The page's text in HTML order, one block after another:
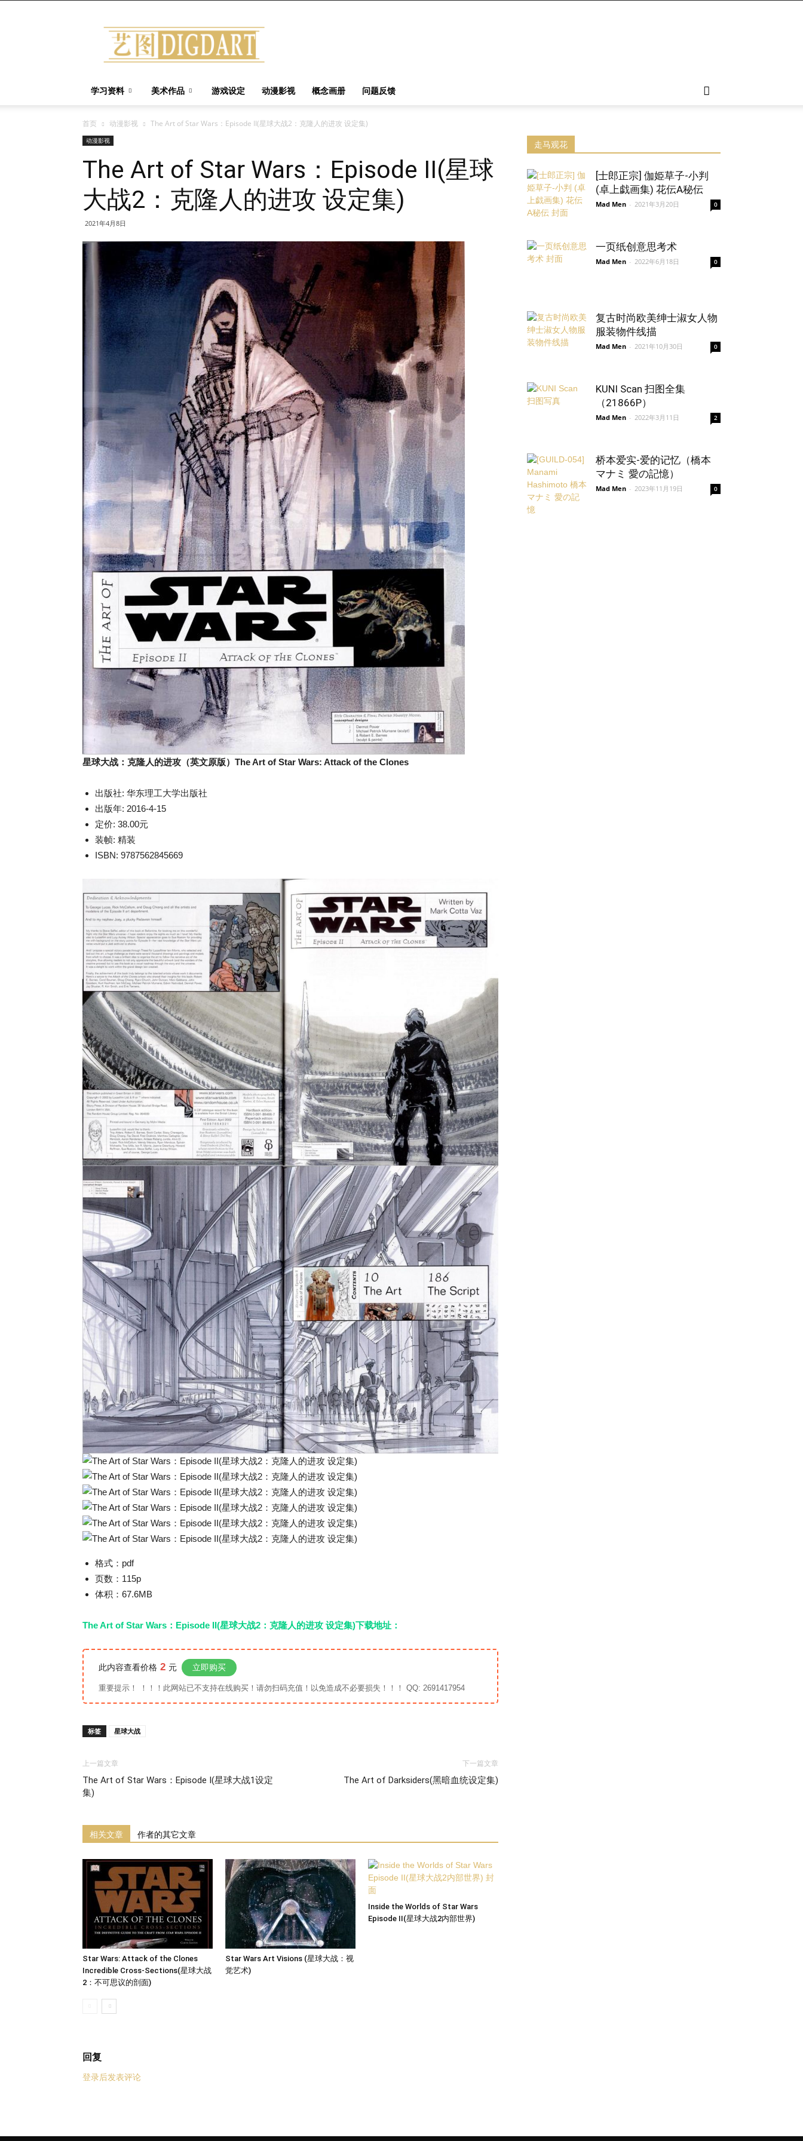
图
(Digdart)
学习资料 美术作品 游戏设定 动漫影视 概念画册 问题反馈
首页 动漫影视 The Art of Star Wars：Episode II(星球大战2：克隆人的进攻 设定集)
动漫影视
The Art of Star Wars：Episode II(星球
大战2：克隆人的进攻 设定集)
2021年4月8日
星球大战：克隆人的进攻（英文原版）The Art of Star Wars: Attack of the Clones
出版社: 华东理工大学出版社
出版年: 2016-4-15
定价: 38.00元
装帧: 精装
ISBN: 9787562845669
格式：pdf
页数：115p
体积：67.6MB
The Art of Star Wars：Episode II(星球大战2：克隆人的进攻 设定集)下载地址：
此内容查看价格 2 元 立即购买
重要提示！ ！！！此网站已不支持在线购买！请勿扫码充值！以免造成不必要损失！！！ QQ: 2691417954
标签 星球大战
上一篇文章
The Art of Star Wars：Episode I(星球大战1设定
集)
下一篇文章
The Art of Darksiders(黑暗血统设定集)
相关文章 作者的其它文章
Star Wars: Attack of the Clones
Incredible Cross-Sections(星球大战
2：不可思议的剖面)
Star Wars Art Visions (星球大战：视
觉艺术)
Inside the Worlds of Star Wars
Episode II(星球大战2内部世界)
回复
登录后发表评论
走马观花
[士郎正宗] 伽姫草子-小判
(卓上戯画集) 花伝A秘伝
Mad Men - 2021年3月20日 0
一页纸创意思考术
Mad Men - 2022年6月18日 0
复古时尚欧美绅士淑女人物
服装物件线描
Mad Men - 2021年10月30日 0
KUNI Scan 扫图全集
（21866P）
Mad Men - 2022年3月11日 2
桥本爱实-爱的记忆（橋本
マナミ 愛の記憶）
Mad Men - 2023年11月19日 0